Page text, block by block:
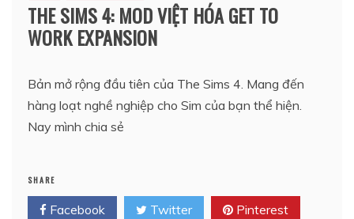
THE SIMS 4: MOD VIỆT HÓA GET TO
WORK EXPANSION
Bản mở rộng đầu tiên của The Sims 4. Mang đến
hàng loạt nghề nghiệp cho Sim của bạn thể hiện.
Nay mình chia sẻ
SHARE
Facebook Twitter Pinterest